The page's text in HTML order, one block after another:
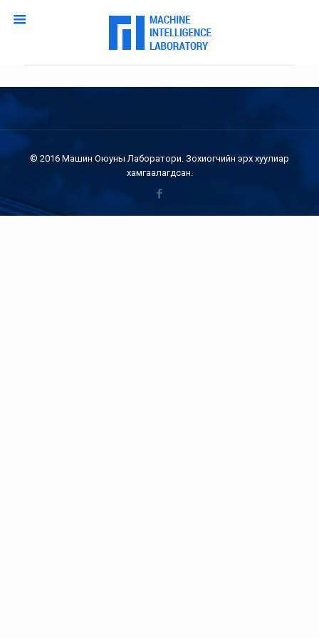
© 2016 Машин Оюуны Лаборатори. Зохиогчийн эрх хуулиар
хамгаалагдсан.